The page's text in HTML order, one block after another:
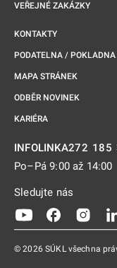
VEŘEJNÉ ZAKÁZKY
KONTAKTY
PODATELNA / POKLADNA
MAPA STRÁNEK
ODBĚR NOVINEK
KARIÉRA
INFOLINKA272 185
Po–Pá 9:00 až 14:00
Sledujte nás
Odkaz seOdkaz
© 2026 SÚKL všechna